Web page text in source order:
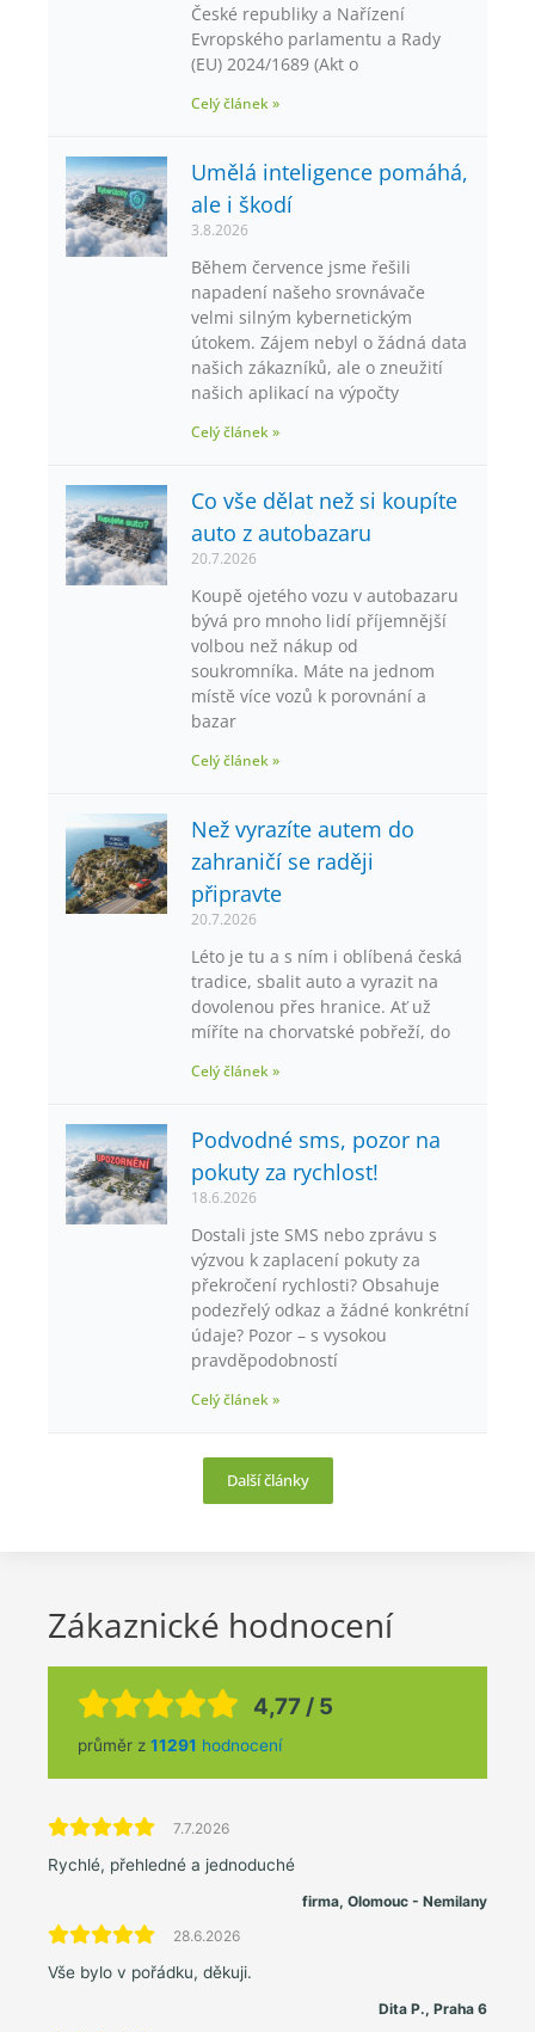
České republiky a Nařízení
Evropského parlamentu a Rady
(EU) 2024/1689 (Akt o
Celý článek »
Umělá inteligence pomáhá,
ale i škodí
3.8.2026
Během července jsme řešili
napadení našeho srovnávače
velmi silným kybernetickým
útokem. Zájem nebyl o žádná data
našich zákazníků, ale o zneužití
našich aplikací na výpočty
Celý článek »
Co vše dělat než si koupíte
auto z autobazaru
20.7.2026
Koupě ojetého vozu v autobazaru
bývá pro mnoho lidí příjemnější
volbou než nákup od
soukromníka. Máte na jednom
místě více vozů k porovnání a
bazar
Celý článek »
Než vyrazíte autem do
zahraničí se raději
připravte
20.7.2026
Léto je tu a s ním i oblíbená česká
tradice, sbalit auto a vyrazit na
dovolenou přes hranice. Ať už
míříte na chorvatské pobřeží, do
Celý článek »
Podvodné sms, pozor na
pokuty za rychlost!
18.6.2026
Dostali jste SMS nebo zprávu s
výzvou k zaplacení pokuty za
překročení rychlosti? Obsahuje
podezřelý odkaz a žádné konkrétní
údaje? Pozor – s vysokou
pravděpodobností
Celý článek »
Další články
Zákaznické hodnocení
4,77 / 5
průměr z 11291 hodnocení
7.7.2026
Rychlé, přehledné a jednoduché
firma, Olomouc - Nemilany
28.6.2026
Vše bylo v pořádku, děkuji.
Dita P., Praha 6